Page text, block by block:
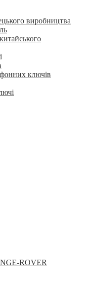
виробництва
ключів
ROVER